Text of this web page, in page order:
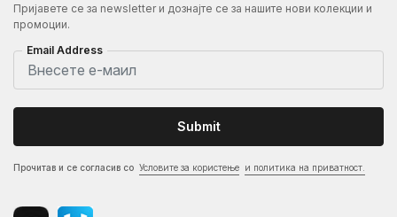
Пријавете се за newsletter и дознајте се за нашите нови колекции и
промоции.
Email Address
Submit
Прочитав и се согласив со Условите за користење и политика на приватност.